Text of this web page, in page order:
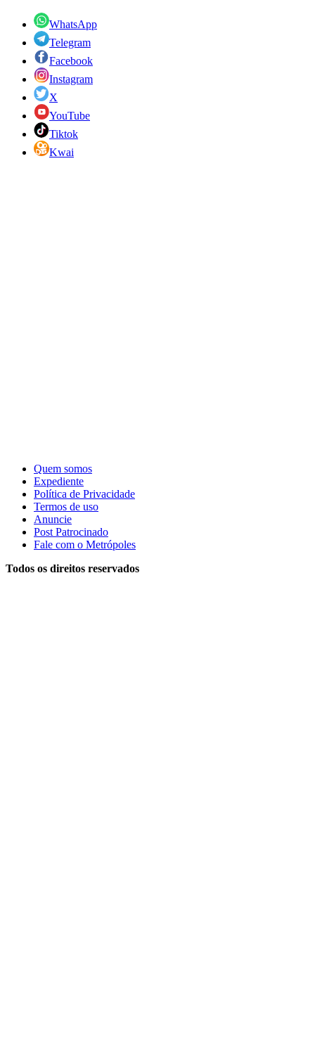
WhatsApp
Telegram
Facebook
Instagram
X
YouTube
Tiktok
Kwai
Quem somos
Expediente
Política de Privacidade
Termos de uso
Anuncie
Post Patrocinado
Fale com o Metrópoles
Todos os direitos reservados